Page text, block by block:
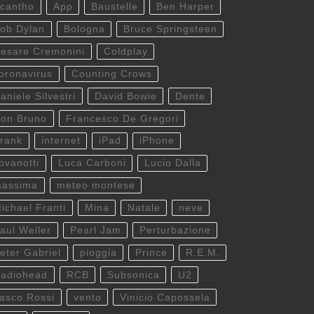
App Baustelle Ben Harper
Dylan Bologna Bruce Springsteen
Cremonini Coldplay
Counting Crows
Silvestri David Bowie Dente
Bruno Francesco De Gregori
internet iPad iPhone
Luca Carboni Lucio Dalla
meteo montese
Franti Mina Natale neve
Weller Pearl Jam Perturbazione
Gabriel pioggia Prince R.E.M.
RCB Subsonica U2
Rossi vento Vinicio Capossela